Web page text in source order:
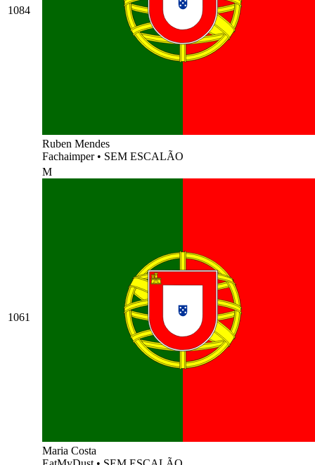
1084
Ruben Mendes
Fachaimper • SEM ESCALÃO
1061
M
Maria Costa